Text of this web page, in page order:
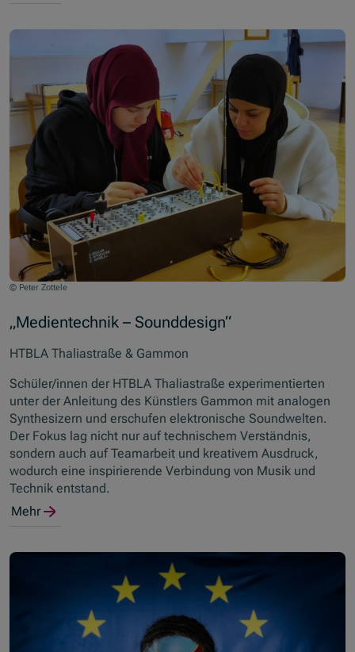
© Peter Zottele
„Medientechnik – Sounddesign“
HTBLA Thaliastraße & Gammon
Schüler/innen der HTBLA Thaliastraße experimentierten
unter der Anleitung des Künstlers Gammon mit analogen
Synthesizern und erschufen elektronische Soundwelten.
Der Fokus lag nicht nur auf technischem Verständnis,
sondern auch auf Teamarbeit und kreativem Ausdruck,
wodurch eine inspirierende Verbindung von Musik und
Technik entstand.
Mehr